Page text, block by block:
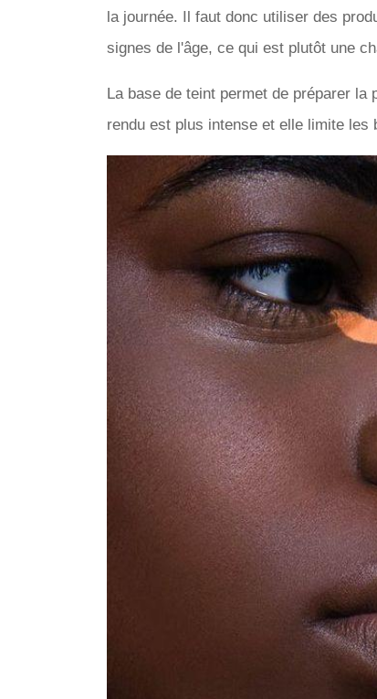
la journée. Il faut donc utiliser des
signes de l'âge, ce qui est plutôt une
La base de teint permet de préparer la
rendu est plus intense et elle limite les